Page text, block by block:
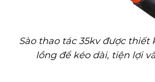
Sào thao tác 35kv được thiết
lồng để kéo dài, tiện lợi